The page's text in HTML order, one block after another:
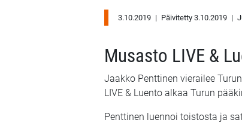
3.10.2019 | Päivitetty 3.10.2019 |
Musasto LIVE &
Jaakko Penttinen vierailee
LIVE & Luento alkaa Turun
Penttinen luennoi toistosta ja